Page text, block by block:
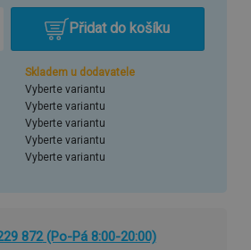
Přidat do košíku
Skladem u dodavatele
Vyberte variantu
Vyberte variantu
Vyberte variantu
Vyberte variantu
Vyberte variantu
872(Po-Pá 8:00-20:00)